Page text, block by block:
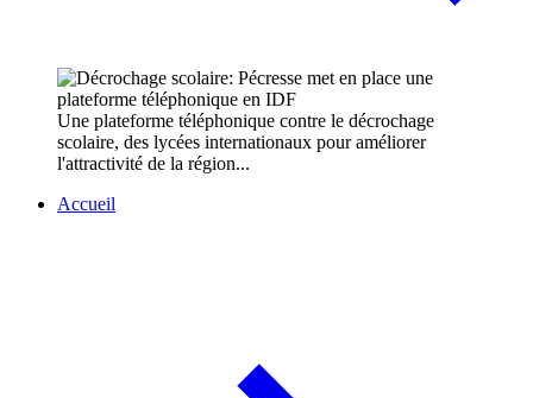
Une plateforme téléphonique contre le décrochage
scolaire, des lycées internationaux pour améliorer
l'attractivité de la région...
Accueil